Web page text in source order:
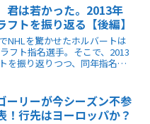
君は若かった。2013年
フトを振り返る【後編】
NHLを驚かせたホルバートは
フト指名選手。そこで、2013
を振り返りつつ、同年指名全
ミュレートした記事を紹介し
ーリーが今シーズン不参
！行先はヨーロッパか？